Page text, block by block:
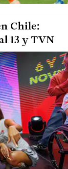
Chile:
13 y TVN